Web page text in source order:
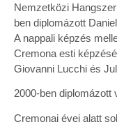
Nemzetközi
ben diplomázott
A nappali képzés
Cremona esti
Giovanni Lucchi és
2000-ben diplomázott
Cremonai évei alatt